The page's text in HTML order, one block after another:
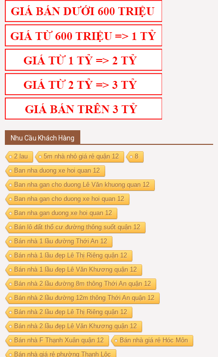
Nhu Cầu Khách Hàng
2 lau 5m nhà nhỏ giá rẻ quận 12
8
Ban nha duong xe hoi quan 12
Ban nha gan cho duong Lê Văn khuong quan 12
Ban nha gan cho duong xe hoi quan 12
Ban nha gan duong xe hoi quan 12
Bán lô đất thổ cư đường thông suốt quận 12
Bán nhà 1 lầu đường Thới An 12
Bán nhà 1 lầu đẹp Lê Thị Riêng quận 12
Bán nhà 1 lầu đẹp Lê Văn Khương quận 12
Bán nhà 2 lầu đường 8m thông Thới An quận 12
Bán nhà 2 lầu đường 12m thông Thới An quận 12
Bán nhà 2 lầu đẹp Lê Thị Riêng quận 12
Bán nhà 2 lầu đẹp Lê Văn Khương quận 12
Bán nhà F Thạnh Xuân quận 12
Bán nhà giá rẻ Hóc Môn
Bán nhà giá rẻ phường Thạnh Lộc